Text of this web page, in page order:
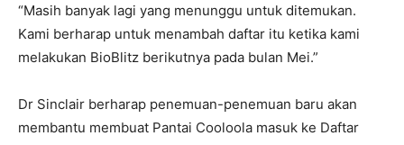
“Masih banyak lagi yang menunggu untuk ditemukan.
Kami berharap untuk menambah daftar itu ketika kami
melakukan BioBlitz berikutnya pada bulan Mei.”
Dr Sinclair berharap penemuan-penemuan baru akan
membantu membuat Pantai Cooloola masuk ke Daftar